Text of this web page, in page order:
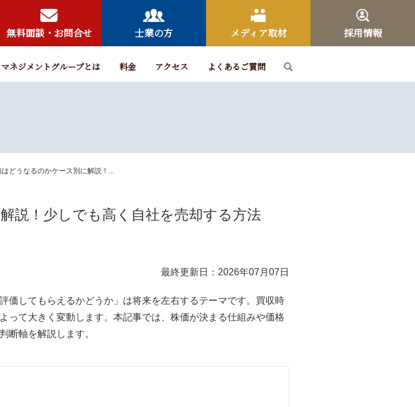
無料面談・お問合せ 士業の方 メディア取材 採用情報
ネジメントグループとは 料金 アクセス よくあるご質問
はどうなるのかケース別に解説！...
説！少しでも高く自社を売却する方法
最終更新日：2026年07月07日
価してもらえるかどうか」は将来を左右するテーマです。買収時
って大きく変動します。本記事では、株価が決まる仕組みや価格
断軸を解説します。